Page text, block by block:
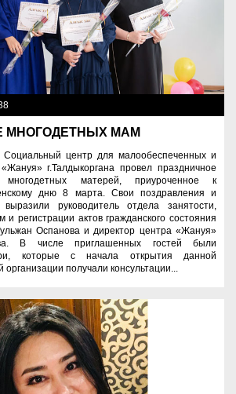
МНОГОДЕТНЫХ МАМ
Социальный центр для малообеспеченных и
г.Талдыкоргана провел праздничное
матерей, приуроченное к
дню 8 марта. Свои поздравления и
руководитель отдела занятости,
и регистрации актов гражданского состояния
Оспанова и директор центра «Жануя»
В числе приглашенных гостей были
которые с начала открытия данной
получали консультации...